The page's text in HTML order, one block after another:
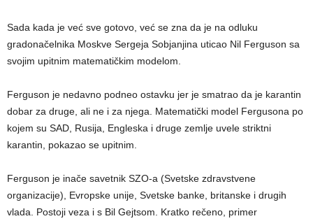
Sada kada je već sve gotovo, već se zna da je na odluku
gradonačelnika Moskve Sergeja Sobjanjina uticao Nil Ferguson sa
svojim upitnim matematičkim modelom.
Ferguson je nedavno podneo ostavku jer je smatrao da je karantin
dobar za druge, ali ne i za njega. Matematički model Fergusona po
kojem su SAD, Rusija, Engleska i druge zemlje uvele striktni
karantin, pokazao se upitnim.
Ferguson je inače savetnik SZO-a (Svetske zdravstvene
organizacije), Evropske unije, Svetske banke, britanske i drugih
vlada. Postoji veza i s Bil Gejtsom. Kratko rečeno, primer